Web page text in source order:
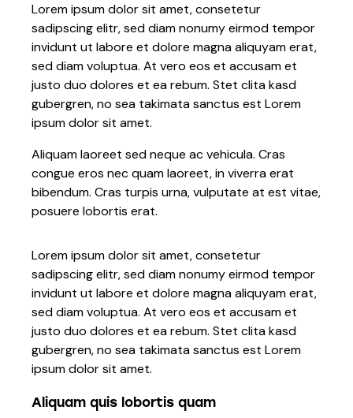
Lorem ipsum dolor sit amet, consetetur
sadipscing elitr, sed diam nonumy eirmod tempor
invidunt ut labore et dolore magna aliquyam erat,
sed diam voluptua. At vero eos et accusam et
justo duo dolores et ea rebum. Stet clita kasd
gubergren, no sea takimata sanctus est Lorem
ipsum dolor sit amet.
Aliquam laoreet sed neque ac vehicula. Cras
congue eros nec quam laoreet, in viverra erat
bibendum. Cras turpis urna, vulputate at est vitae,
posuere lobortis erat.
Lorem ipsum dolor sit amet, consetetur
sadipscing elitr, sed diam nonumy eirmod tempor
invidunt ut labore et dolore magna aliquyam erat,
sed diam voluptua. At vero eos et accusam et
justo duo dolores et ea rebum. Stet clita kasd
gubergren, no sea takimata sanctus est Lorem
ipsum dolor sit amet.
Aliquam quis lobortis quam